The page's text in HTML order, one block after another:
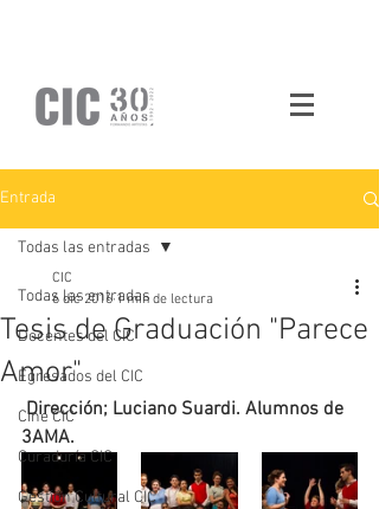
Entrada
Todas las entradas
Docentes del CIC
Egresados del CIC
Cine CIC
Curaduría CIC
Gestión Cultural CIC
Todas las entradas
Tesis de Graduación "Parece
Amor"
CIC
6 dic 2016 1 min de lectura
Dirección; Luciano Suardi. Alumnos de
3AMA.